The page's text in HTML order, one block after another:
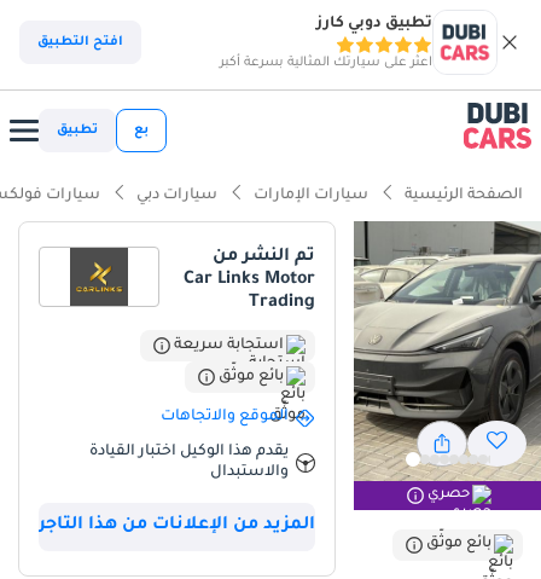
تطبيق دوبي كارز
اعثر على سيارتك المثالية بسرعة أكبر
افتح التطبيق
بع تطبيق
الصفحة الرئيسية سيارات الإمارات سيارات دبي سيارات
حصري
بائع موثّق
تم النشر من
Car Links Motor
Trading
استجابة سريعة
بائع موثّق
الموقع والاتجاهات
يقدم هذا الوكيل اختبار القيادة
والاستبدال
المزيد من الإعلانات من هذا التاجر